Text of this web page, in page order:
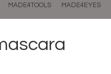
MADE4TOOLS MADE4EYES